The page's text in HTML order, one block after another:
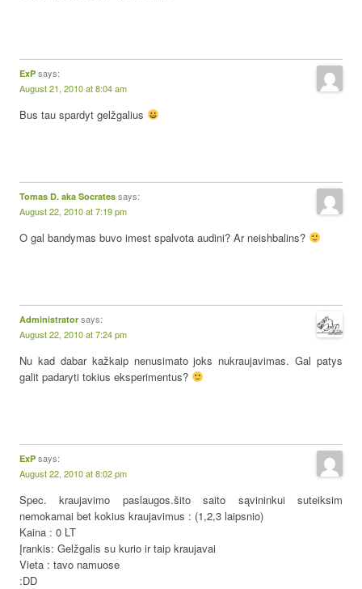
ExP says:
August 21, 2010 at 8:04 am
Bus tau spardyt gelžgalius
Tomas D. aka Socrates says:
August 22, 2010 at 7:19 pm
O gal bandymas buvo imest spalvota audini? Ar neishbalins?
Administrator says:
August 22, 2010 at 7:24 pm
Nu kad dabar kažkaip nenusimato joks nukraujavimas. Gal patys
galit padaryti tokius eksperimentus?
ExP says:
August 22, 2010 at 8:02 pm
Spec. kraujavimo paslaugos.šito saito sąvininkui suteiksim
nemokamai bet kokius kraujavimus : (1,2,3 laipsnio)
Kaina : 0 LT
Įrankis: Gelžgalis su kurio ir taip kraujavai
Vieta : tavo namuose
:DD